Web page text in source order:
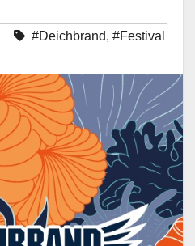
#Deichbrand, #Festival